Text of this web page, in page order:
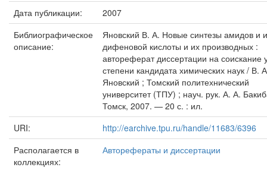
Дата публикации:
2007
Библиографическое
описание:
Яновский В. А. Новые синтезы амидов и
дифеновой кислоты и их производных :
автореферат диссертации на соискание
степени кандидата химических наук / В.
Яновский ; Томский политехнический
университет (ТПУ) ; науч. рук. А. А.
Томск, 2007. — 20 с. : ил.
URI:
http://earchive.tpu.ru/handle/11683/6396
Располагается в
коллекциях:
Авторефераты и диссертации